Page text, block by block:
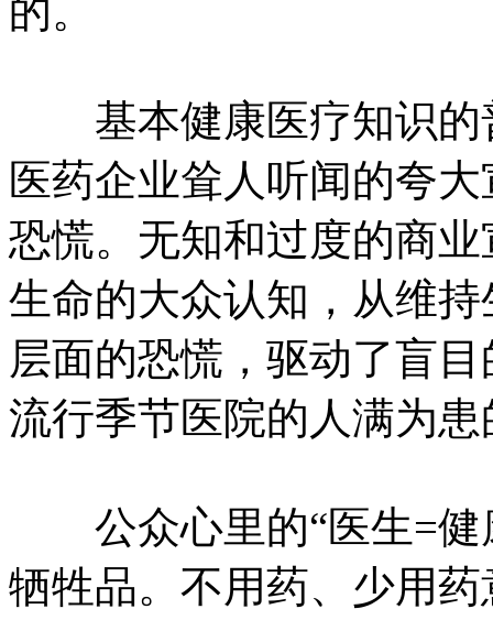
的。
基本健康医疗知识的
医药企业耸人听闻的夸
恐慌。无知和过度的商
生命的大众认知，从维
层面的恐慌，驱动了盲
流行季节医院的人满为患
公众心里的“医生=健
牺牲品。不用药、少用